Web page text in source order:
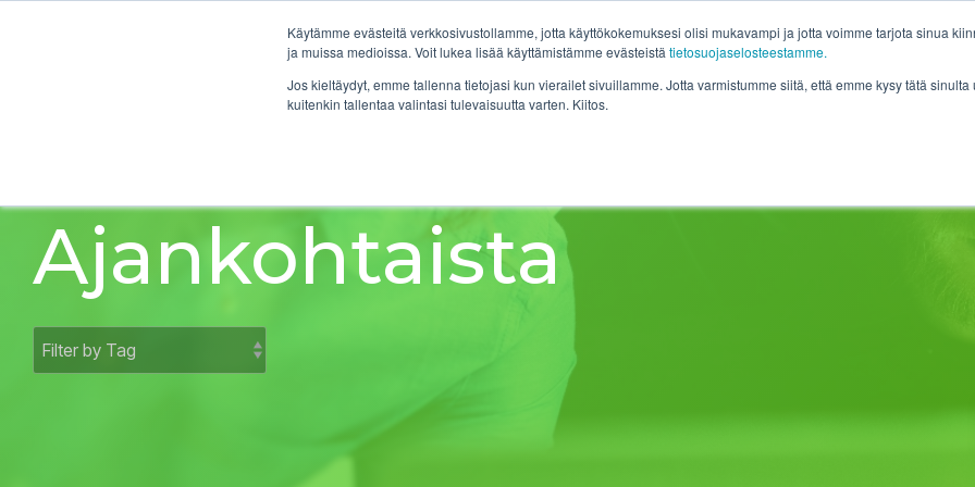
Käytämme evästeitä verkkosivustollamme, jotta käyttökokemuksesi olisi mukavampi ja jotta voimme tarjota sinua
ja muissa medioissa. Voit lukea lisää käyttämistämme evästeistä tietosuojaselosteestamme.
Jos kieltäydyt, emme tallenna tietojasi kun vierailet sivuillamme. Jotta varmistumme siitä, että emme kysy tätä
kuitenkin tallentaa valintasi tulevaisuutta varten. Kiitos.
Ratkaisut Tuotteet Hinnasto Asiakkaamme Blogit
Ajankohtaista